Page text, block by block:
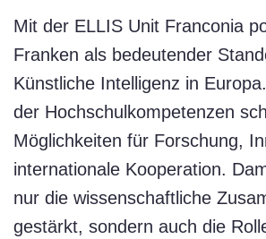
Mit der ELLIS Unit Franconia
Franken als bedeutender
Künstliche Intelligenz in
der Hochschulkompetenzen
Möglichkeiten für Forschung,
internationale Kooperation.
nur die wissenschaftliche
gestärkt, sondern auch die